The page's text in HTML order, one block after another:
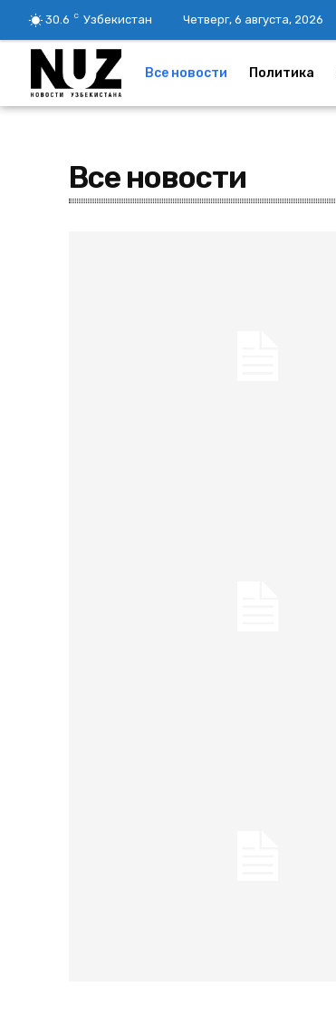
30.6 C Узбекистан Четверг, 6 августа, 2026
Все новости Политика
Все новости